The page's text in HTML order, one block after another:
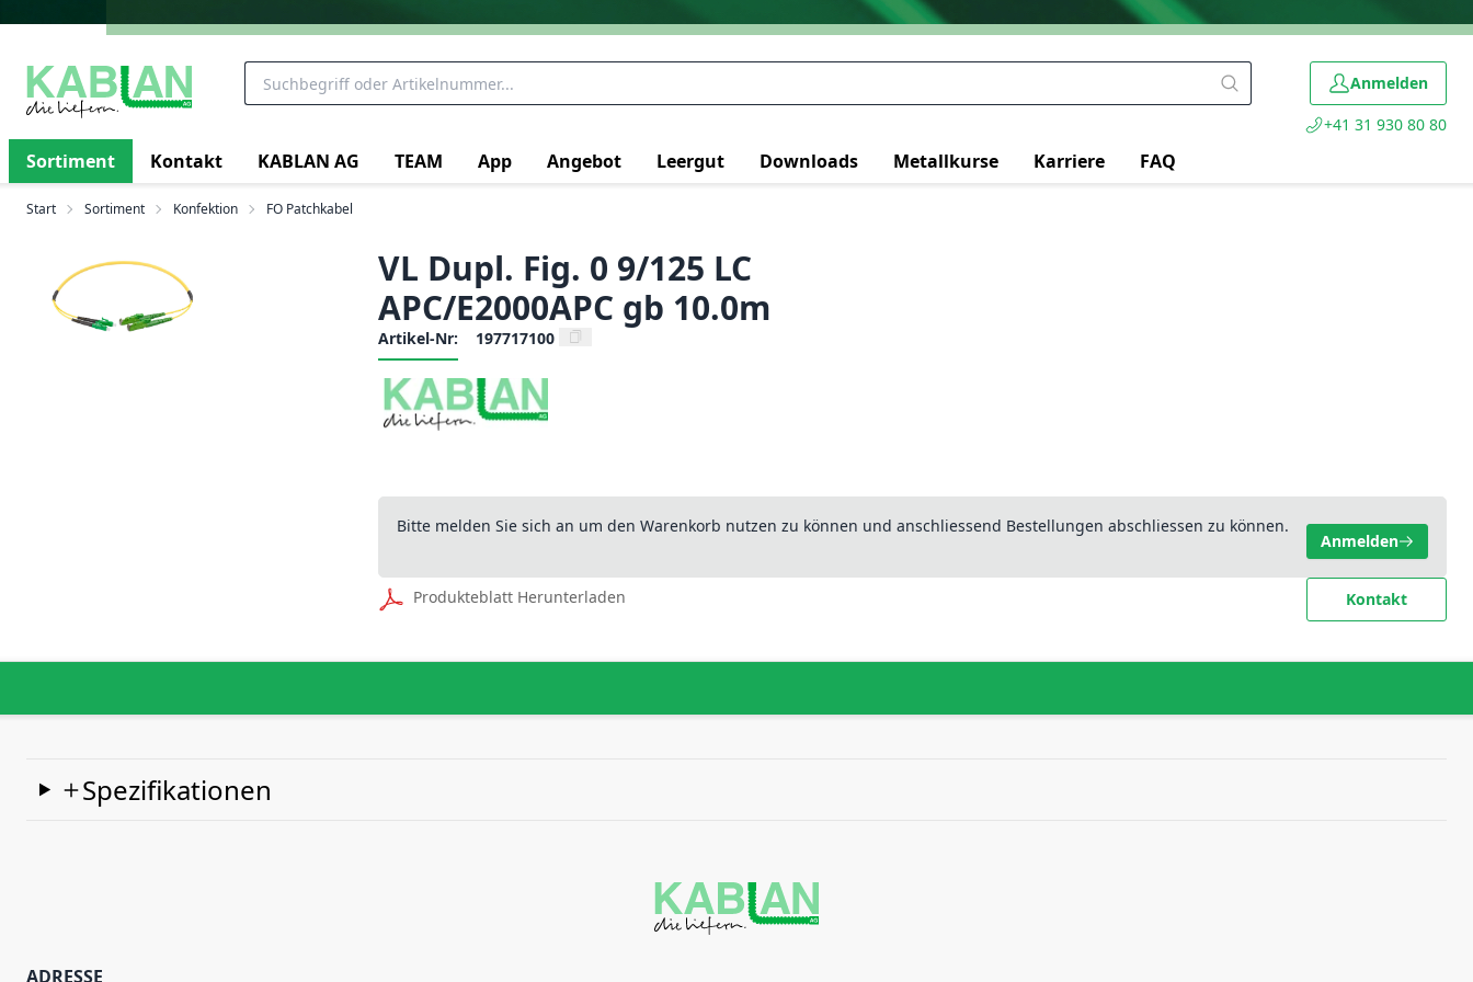
Anmelden
+41 31 930 80 80
Sortiment Kontakt KABLAN AG TEAM App Angebot Leergut Downloads Metallkurse Karriere FAQ
Start Sortiment Konfektion FO Patchkabel
VL Dupl. Fig. 0 9/125 LC
APC/E2000APC gb 10.0m
Artikel-Nr: 197717100
Bitte melden Sie sich an um den Warenkorb nutzen zu können und anschliessend Bestellungen abschliessen zu können.
Anmelden
Produkteblatt Herunterladen Kontakt
Spezifikationen
ADRESSE